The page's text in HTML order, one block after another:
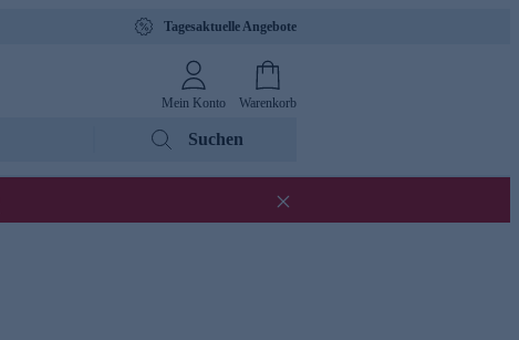
Tagesaktuelle Angebote
Mein Konto Warenkorb
Suchen